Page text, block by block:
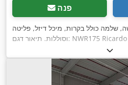
פנה
שלמה כולל בקרות, מיכל דיזל, פליטה
וסוללות. תיאור דגם: NWR175 Ricardo Motor סט גנרטורים
קילוואט / 132 קילוואט מנוע: Kofo RIcardo R6105BZLDS, 6
50 הרץ מתח: 400/230 וולט כולל בקרת מהירות מכנית, AVR, מטען